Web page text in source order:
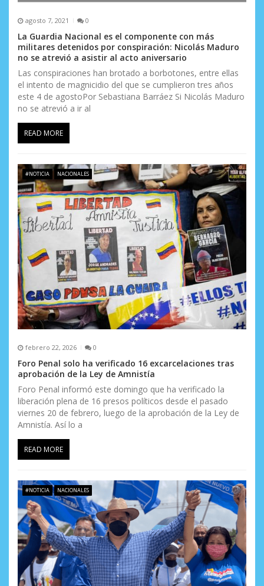
agosto 7, 2021 0
La Guardia Nacional es el componente con más
militares detenidos por conspiración: Nicolás Maduro
no se atrevió a asistir al acto aniversario
Las conspiraciones han brotado a borbotones, entre ellas
el intento de magnicidio del que se cumplieron tres años
este 4 de agostoPor Sebastiana Barráez Si Nicolás Maduro
no se atrevió a ir al
READ MORE
#NOTICIA NACIONALES
febrero 22, 2026 0
Foro Penal solo ha verificado 16 excarcelaciones tras
aprobación de la Ley de Amnistía
Foro Penal informó este domingo que ha verificado la
liberación plena de 16 presos políticos desde el pasado
viernes 20 de febrero, luego de la aprobación de la Ley de
Amnistía. Así lo a
READ MORE
#NOTICIA NACIONALES